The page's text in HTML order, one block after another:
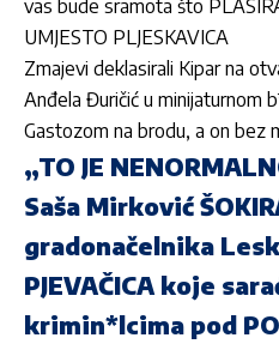
vas bude sramota što
UMJESTO PLJESKAVICA
Zmajevi deklasirali Kipar na
Anđela Đuričić u minijaturnom
Gastozom na brodu, a on bez
„TO JE
Saša Mirković
gradonačelnika
PJEVAČICA koje
krimin*lcima pod